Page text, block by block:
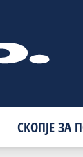
СКОПЈЕ ЗА